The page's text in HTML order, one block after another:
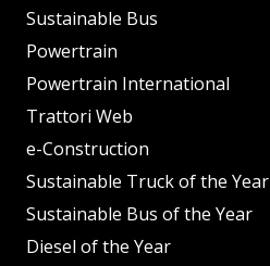
Sustainable Bus
Powertrain
Powertrain International
Trattori Web
e-Construction
Sustainable Truck of the Year
Sustainable Bus of the Year
Diesel of the Year